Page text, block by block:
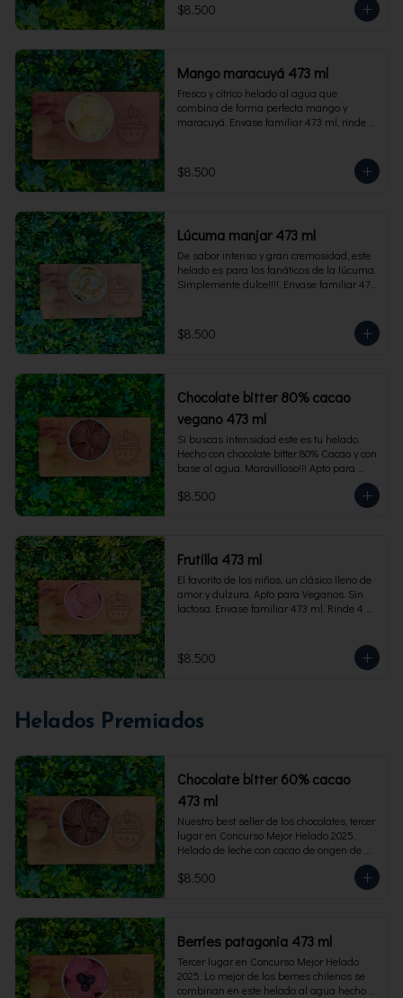
$8.500
Mango maracuyá 473 ml
Fresco y cítrico helado al agua que
combina de forma perfecta mango y
maracuyá. Envase familiar 473 ml, rinde 4
$8.500
Lúcuma manjar 473 ml
De sabor intenso y gran cremosidad, este
helado es para los fanáticos de la lúcuma.
Simplemente dulce!!!!. Envase familiar 473
$8.500
Chocolate bitter 80% cacao
vegano 473 ml
Si buscas intensidad este es tu helado.
Hecho con chocolate bitter 80% Cacao y con
base al agua. Maravilloso!!! Apto para
veganos. Envase familiar 473 ml, rinde 4
porciones
$8.500
Frutilla 473 ml
El favorito de los niños, un clásico lleno de
amor y dulzura. Apto para Veganos. Sin
lactosa. Envase familiar 473 ml. Rinde 4
$8.500
Helados Premiados
Chocolate bitter 60% cacao
473 ml
Nuestro best seller de los chocolates, tercer
lugar en Concurso Mejor Helado 2025.
Helado de leche con cacao de origen de
intensidad al 60%. Envase familiar 473 ml,
rinde 4  porciones.
$8.500
Berries patagonia 473 ml
Tercer lugar en Concurso Mejor Helado
2025. Lo mejor de los berries chilenos se
combinan en este helado al agua hecho